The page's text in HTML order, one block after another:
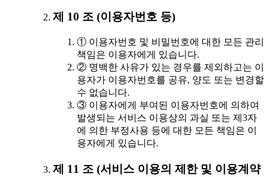
제 10 조 (이용자번호 등)
① 이용자번호 및 비밀번호에 대한 모든 관리
책임은 이용자에게 있습니다.
② 명백한 사유가 있는 경우를 제외하고는 이
용자가 이용자번호를 공유, 양도 또는 변경할
수 없습니다.
③ 이용자에게 부여된 이용자번호에 의하여
발생되는 서비스 이용상의 과실 또는 제3자
에 의한 부정사용 등에 대한 모든 책임은 이
용자에게 있습니다.
제 11 조 (서비스 이용의 제한 및 이용계약